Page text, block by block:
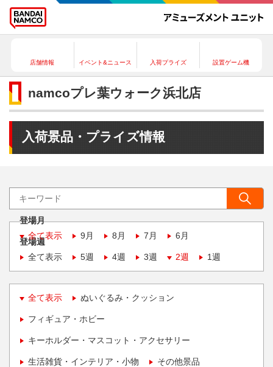
店舗情報 イベント&ニュース 入荷プライズ 設置ゲーム機
namcoプレ葉ウォーク浜北店
入荷景品・プライズ情報
登場月
全て表示
9月 8月 7月 6月
登場週
全て表示
5週 4週 3週 2週 1週
全て表示 ぬいぐるみ・クッション
フィギュア・ホビー
キーホルダー・マスコット・アクセサリー
生活雑貨・インテリア・小物 その他景品